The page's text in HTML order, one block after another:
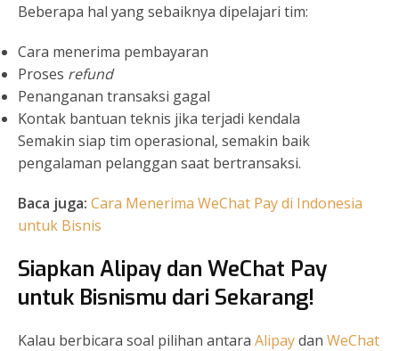
Beberapa hal yang sebaiknya dipelajari tim:
Cara menerima pembayaran
Proses refund
Penanganan transaksi gagal
Kontak bantuan teknis jika terjadi kendala
Semakin siap tim operasional, semakin baik
pengalaman pelanggan saat bertransaksi.
Baca juga: Cara Menerima WeChat Pay di Indonesia
untuk Bisnis
Siapkan Alipay dan WeChat Pay
untuk Bisnismu dari Sekarang!
Kalau berbicara soal pilihan antara Alipaydan WeChat